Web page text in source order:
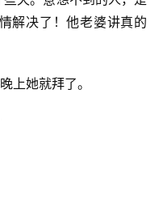
解决了！他老婆讲真的
上她就拜了。